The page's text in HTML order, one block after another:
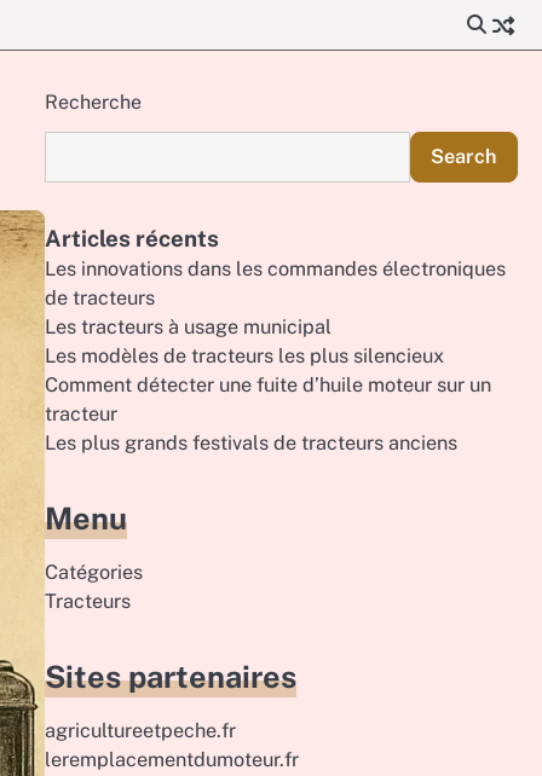
Recherche
Search
Articles récents
Les innovations dans les commandes électroniques
de tracteurs
Les tracteurs à usage municipal
Les modèles de tracteurs les plus silencieux
Comment détecter une fuite d’huile moteur sur un
tracteur
Les plus grands festivals de tracteurs anciens
Menu
Catégories
Tracteurs
Sites partenaires
agricultureetpeche.fr
leremplacementdumoteur.fr